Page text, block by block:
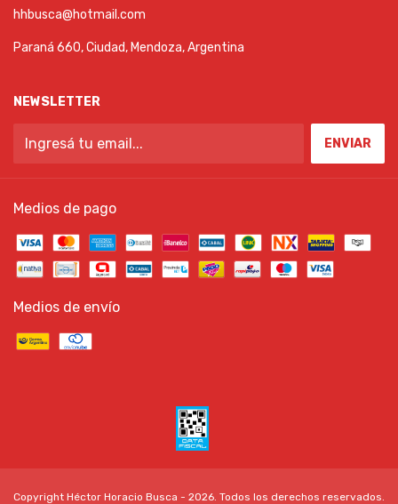
hhbusca@hotmail.com
Paraná 660, Ciudad, Mendoza, Argentina
NEWSLETTER
Medios de pago
Medios de envío
Copyright Héctor Horacio Busca - 2026. Todos los derechos reservados.